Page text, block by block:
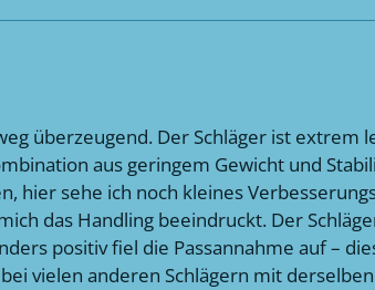
überzeugend. Der Schläger ist
aus geringem Gewicht und
hier sehe ich noch kleines
das Handling beeindruckt. Der
positiv fiel die Passannahme auf –
vielen anderen Schlägern mit